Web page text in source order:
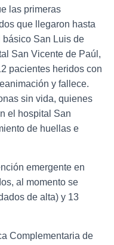
las primeras
que llegaron hasta
básico San Luis de
San Vicente de Paúl,
pacientes heridos con
y fallece.
sin vida, quienes
el hospital San
de huellas e
emergente en
al momento se
de alta) y 13
Complementaria de